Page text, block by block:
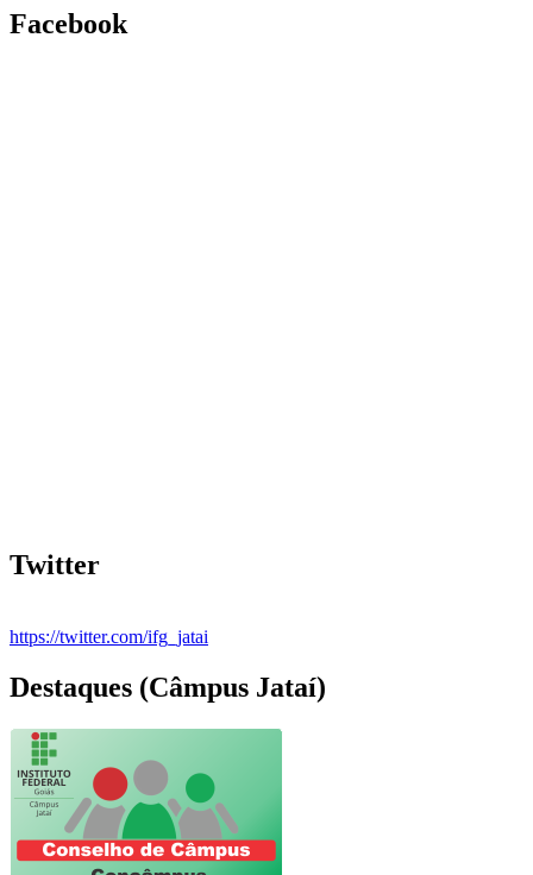
Facebook
Twitter
https://twitter.com/ifg_jatai
Destaques (Câmpus Jataí)